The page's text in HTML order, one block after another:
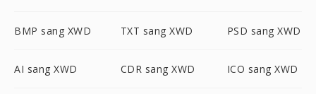
BMP sang XWD TXT sang XWD PSD sang XWD
AI sang XWD CDR sang XWD ICO sang XWD